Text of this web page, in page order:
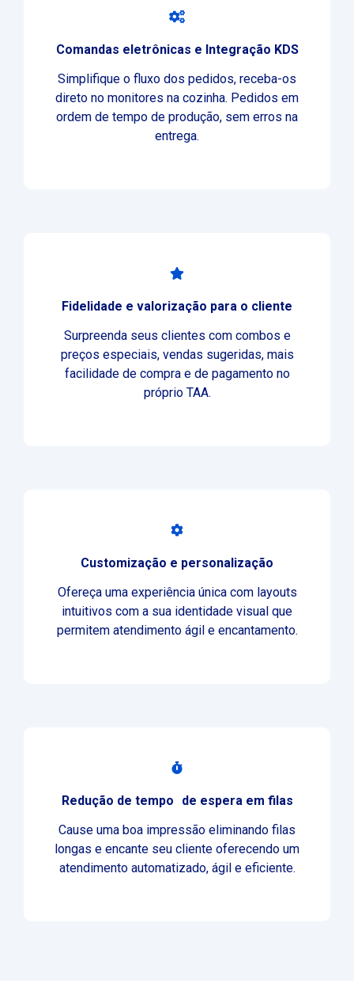
Comandas eletrônicas e Integração KDS
Simplifique o fluxo dos pedidos, receba-os
direto no monitores na cozinha. Pedidos em
ordem de tempo de produção, sem erros na
entrega.
Fidelidade e valorização para o cliente
Surpreenda seus clientes com combos e
preços especiais, vendas sugeridas, mais
facilidade de compra e de pagamento no
próprio TAA.
Customização e personalização
Ofereça uma experiência única com layouts
intuitivos com a sua identidade visual que
permitem atendimento ágil e encantamento.
Redução de tempo de espera em filas
Cause uma boa impressão eliminando filas
longas e encante seu cliente oferecendo um
atendimento automatizado, ágil e eficiente.